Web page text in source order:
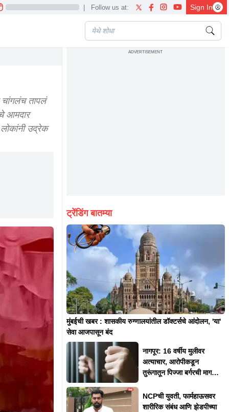
| Follow us at: Sign In
चांगलंच तापलं
आमदार
उद्रेक
ADVERTISEMENT
ट्रेंडिंग बातम्या
मुंबईची खबर : शासकीय रुग्णालयांतील डॉक्टर्सचे आंदोलन, 'या'
सेवा आजपासून बंद
नागपूर: 16 वर्षीय मुलीवर
अत्याचार, आरोपीकडून
तुरूंगातून पिज्जा बर्गरची मागणी,
NCPची युवती, फार्महाऊसवर
शारीरिक संबंध आणि झेडपीच्या